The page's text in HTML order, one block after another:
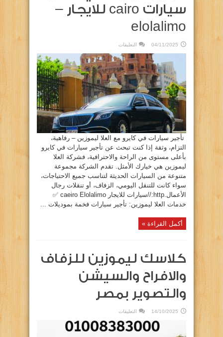
سيارات cairo للايجار –
elolalimo
04/11/2025 التعليقات
سيارات
في
مصر
–
سيارات
cairo
للايجار
–
elolalimo
مغلقة
تأجير سيارات في كايرو مع العلا ليموزين – رفاهية،
التزام، وثقة إذا كنت تبحث عن تأجير سيارات في كايرو
بأعلى مستوى من الراحة والاحترافية، فشركة العلا
ليموزين هي خيارك الأمثل. تقدم الشركة مجموعة
متنوعة من السيارات الحديثة لتناسب جميع الاحتياجات،
سواء كانت للتنقل اليومي، الزفاف، أو تنقلات رجال
الأعمال.http://سيارات للايجار caeiro Elolalimo ✅
خدمات العلا ليموزين: تأجير سيارات فخمة بموديلات ...
أكمل القراءة »
كلاسك ليموزين للزفاف
والافراح والسيشن
والتصوير بمصر
14/10/2025 التعليقات
ليموزين
للزفاف
والافراح